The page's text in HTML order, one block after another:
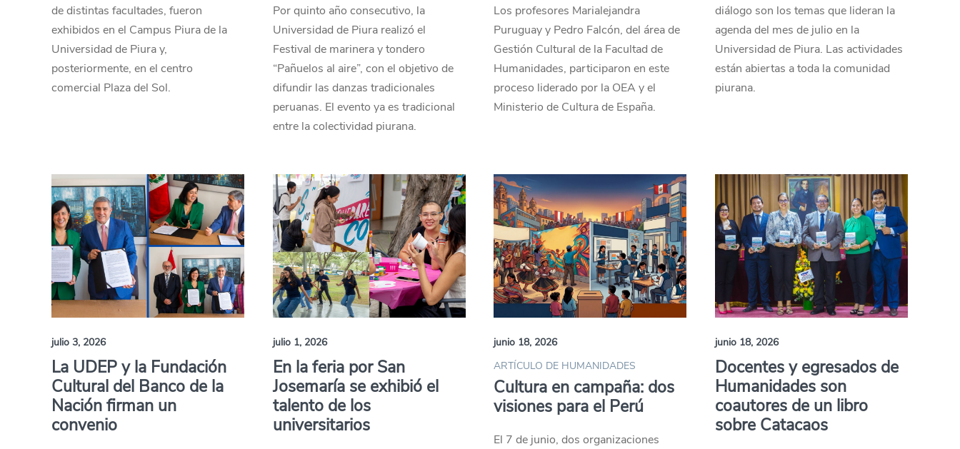
de distintas facultades, fueron
exhibidos en el Campus Piura de la
Universidad de Piura y,
posteriormente, en el centro
comercial Plaza del Sol.
Por quinto año consecutivo, la
Universidad de Piura realizó el
Festival de marinera y tondero
“Pañuelos al aire”, con el objetivo de
difundir las danzas tradicionales
peruanas. El evento ya es tradicional
entre la colectividad piurana.
Los profesores Marialejandra
Puruguay y Pedro Falcón, del área de
Gestión Cultural de la Facultad de
Humanidades, participaron en este
proceso liderado por la OEA y el
Ministerio de Cultura de España.
diálogo son los temas que lideran la
agenda del mes de julio en la
Universidad de Piura. Las actividades
están abiertas a toda la comunidad
piurana.
julio 3, 2026
La UDEP y la Fundación
Cultural del Banco de la
Nación firman un
convenio
julio 1, 2026
En la feria por San
Josemaría se exhibió el
talento de los
universitarios
junio 18, 2026
ARTÍCULO DE HUMANIDADES
Cultura en campaña: dos
visiones para el Perú
El 7 de junio, dos organizaciones
junio 18, 2026
Docentes y egresados de
Humanidades son
coautores de un libro
sobre Catacaos